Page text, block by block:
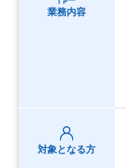
業務内容
対象となる方